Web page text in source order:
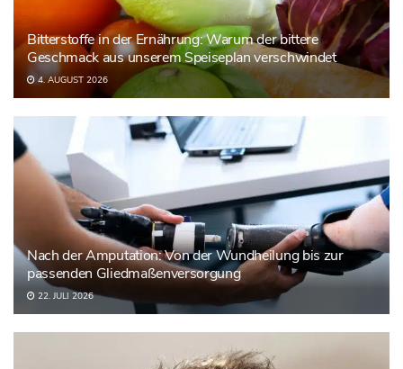
Bitterstoffe in der Ernährung: Warum der bittere
Geschmack aus unserem Speiseplan verschwindet
4. AUGUST 2026
Nach der Amputation: Von der Wundheilung bis zur
passenden Gliedmaßenversorgung
22. JULI 2026